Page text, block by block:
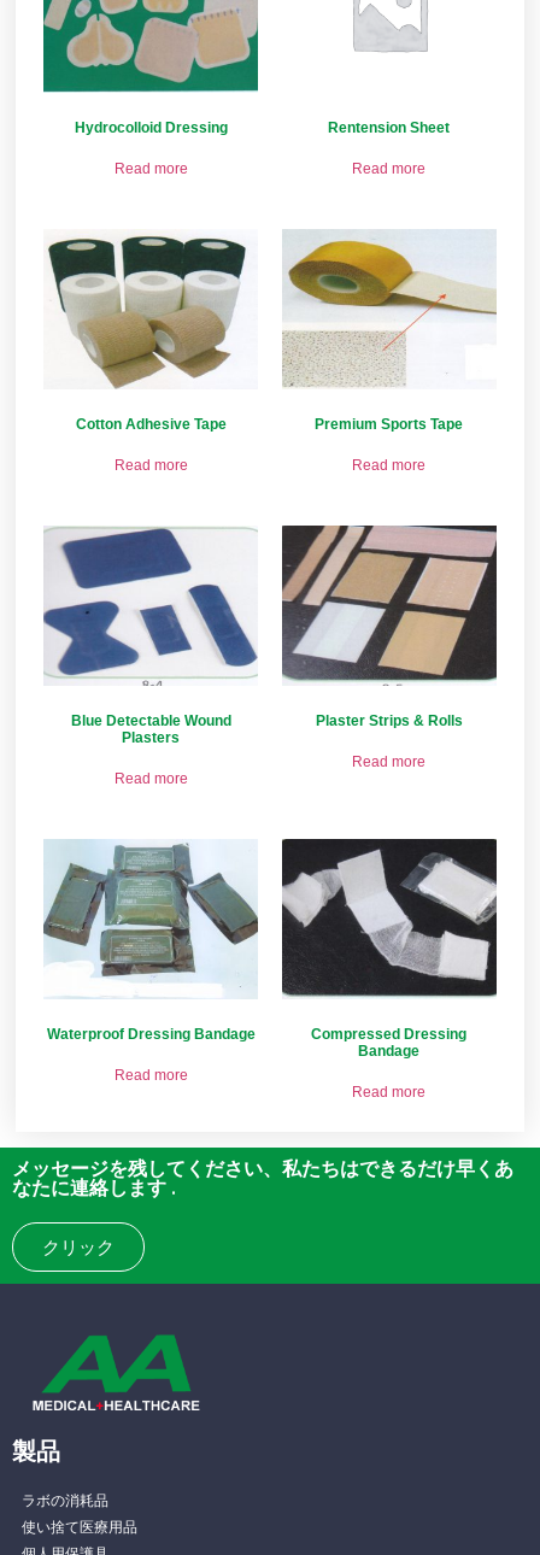
Hydrocolloid Dressing
Read more
Rentension Sheet
Read more
Cotton Adhesive Tape
Read more
Premium Sports Tape
Read more
Blue Detectable Wound
Plasters
Read more
Plaster Strips & Rolls
Read more
Waterproof Dressing Bandage
Read more
Compressed Dressing
Bandage
Read more
メッセージを残してください、私たちはできるだけ早くあ
なたに連絡します .
クリック
製品
ラボの消耗品
使い捨て医療用品